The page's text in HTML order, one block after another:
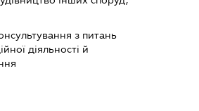
з питань
діяльності й